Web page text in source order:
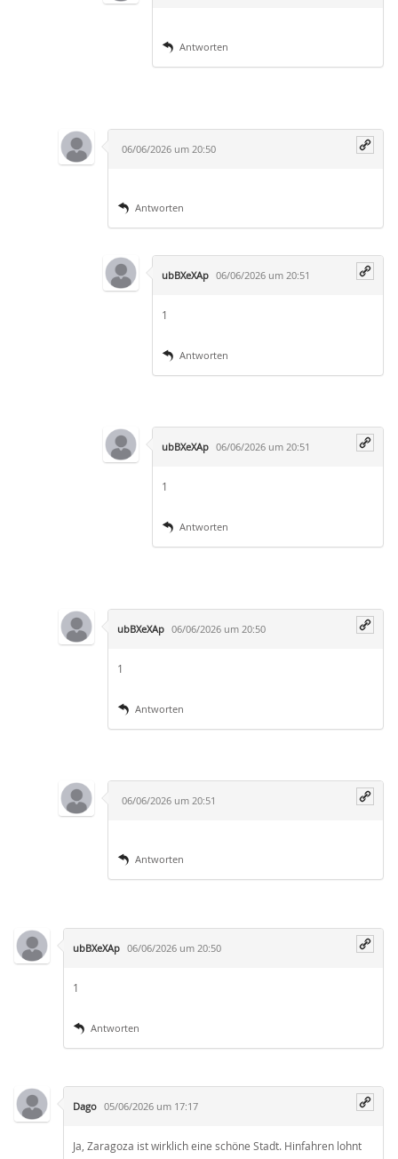
Antworten
06/06/2026 um 20:50
Antworten
ubBXeXAp 06/06/2026 um 20:51
1
Antworten
ubBXeXAp 06/06/2026 um 20:51
1
Antworten
ubBXeXAp 06/06/2026 um 20:50
1
Antworten
06/06/2026 um 20:51
Antworten
ubBXeXAp 06/06/2026 um 20:50
1
Antworten
Dago 05/06/2026 um 17:17
Ja, Zaragoza ist wirklich eine schöne Stadt. Hinfahren lohnt